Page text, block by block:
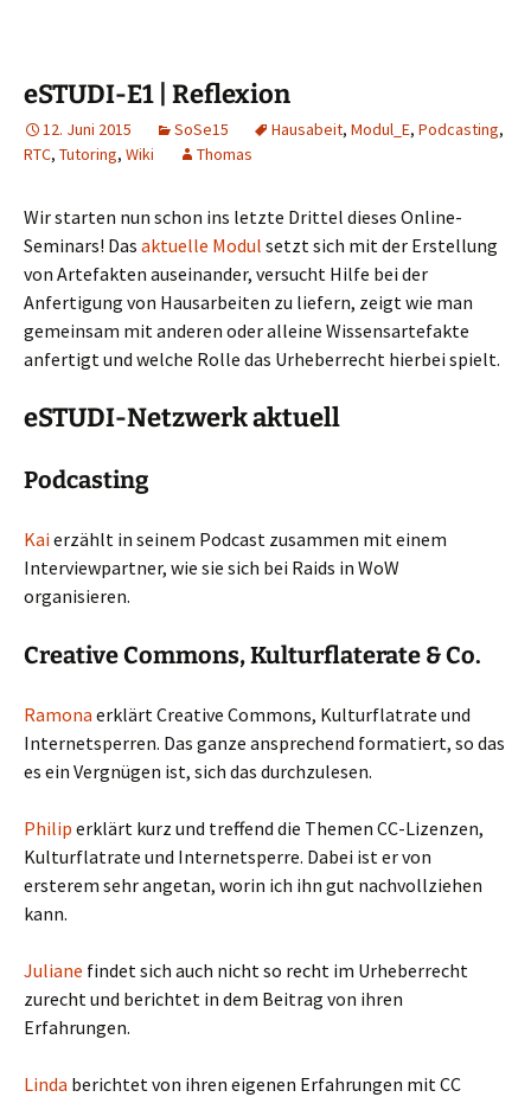
eSTUDI-E1 | Reflexion
12. Juni 2015 SoSe15 Hausabeit, Modul_E, Podcasting,
RTC, Tutoring, Wiki Thomas
Wir starten nun schon ins letzte Drittel dieses Online-
Seminars! Das aktuelle Modul setzt sich mit der Erstellung
von Artefakten auseinander, versucht Hilfe bei der
Anfertigung von Hausarbeiten zu liefern, zeigt wie man
gemeinsam mit anderen oder alleine Wissensartefakte
anfertigt und welche Rolle das Urheberrecht hierbei spielt.
eSTUDI-Netzwerk aktuell
Podcasting
Kaierzählt in seinem Podcast zusammen mit einem
Interviewpartner, wie sie sich bei Raids in WoW
organisieren.
Creative Commons, Kulturflaterate & Co.
Ramona erklärt Creative Commons, Kulturflatrate und
Internetsperren. Das ganze ansprechend formatiert, so das
es ein Vergnügen ist, sich das durchzulesen.
Philip erklärt kurz und treffend die Themen CC-Lizenzen,
Kulturflatrate und Internetsperre. Dabei ist er von
ersterem sehr angetan, worin ich ihn gut nachvollziehen
kann.
Juliane findet sich auch nicht so recht im Urheberrecht
zurecht und berichtet in dem Beitrag von ihren
Erfahrungen.
Linda berichtet von ihren eigenen Erfahrungen mit CC